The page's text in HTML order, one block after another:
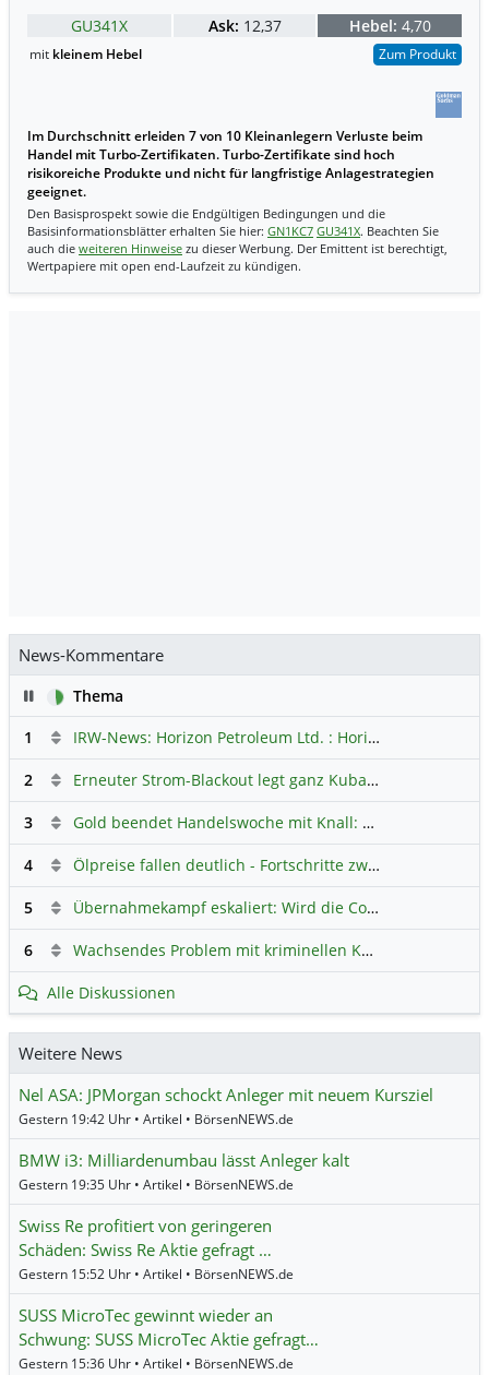
GU341X Ask: 12,37 Hebel: 4,70
mit kleinem Hebel Zum Produkt
Im Durchschnitt erleiden 7 von 10 Kleinanlegern Verluste beim
Handel mit Turbo-Zertifikaten. Turbo-Zertifikate sind hoch
risikoreiche Produkte und nicht für langfristige Anlagestrategien
geeignet.
Den Basisprospekt sowie die Endgültigen Bedingungen und die
Basisinformationsblätter erhalten Sie hier: GN1KC7 GU341X. Beachten Sie
auch die weiteren Hinweise zu dieser Werbung. Der Emittent ist berechtigt,
Wertpapiere mit open end-Laufzeit zu kündigen.
News-Kommentare
PauseThema
1
IRW-News: Horizon Petroleum Ltd. : Horizon Petroleum beginnt mit der Testförderung im Projekt Lachowice in Polen und schließt die Platzierung einer überzeichneten Wandelanleihe ab
2 Erneuter Strom-Blackout legt ganz Kuba lahm
3 Gold beendet Handelswoche mit Knall: Barrick Mining – Ist diese Aktie wieder ein Kauf?
4 Ölpreise fallen deutlich - Fortschritte zwischen USA und Iran belasten
5 Übernahmekampf eskaliert: Wird die Commerzbank italienisch?
6 Wachsendes Problem mit kriminellen Kunden im Online-Handel
Alle Diskussionen
Weitere News
Nel ASA: JPMorgan schockt Anleger mit neuem Kursziel
Gestern 19:42 Uhr • Artikel • BörsenNEWS.de
BMW i3: Milliardenumbau lässt Anleger kalt
Gestern 19:35 Uhr • Artikel • BörsenNEWS.de
Swiss Re profitiert von geringeren
Schäden: Swiss Re Aktie gefragt …
Gestern 15:52 Uhr • Artikel • BörsenNEWS.de
SUSS MicroTec gewinnt wieder an
Schwung: SUSS MicroTec Aktie gefragt…
Gestern 15:36 Uhr • Artikel • BörsenNEWS.de